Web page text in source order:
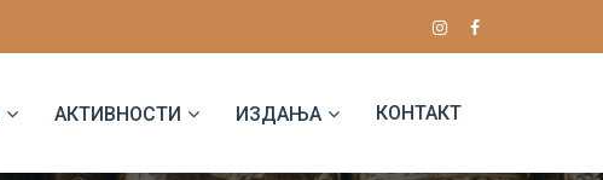
АКТИВНОСТИ ИЗДАЊА КОНТАКТ